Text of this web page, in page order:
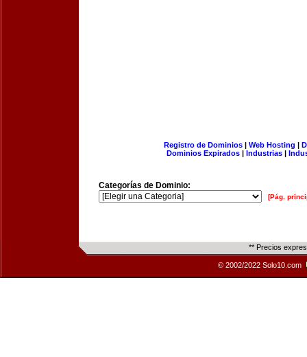
Registro de Dominios| Web Hosting |
Dominios Expirados | Industrias |
Categorías de Dominio:
[Pág.
** Precios
© 2002/2022 Solo10.com